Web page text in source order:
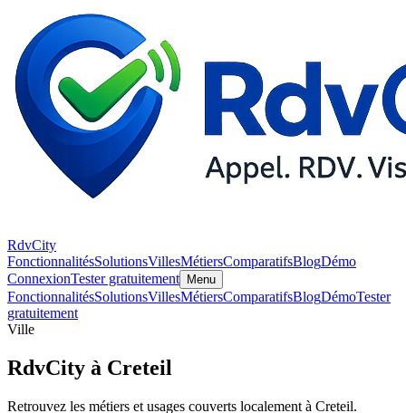
RdvCity
FonctionnalitésSolutionsVillesMétiersComparatifsBlogDémo
ConnexionTester gratuitement Menu
FonctionnalitésSolutionsVillesMétiersComparatifsBlogDémoTester
gratuitement
Ville
RdvCity à Creteil
Retrouvez les métiers et usages couverts localement à Creteil.